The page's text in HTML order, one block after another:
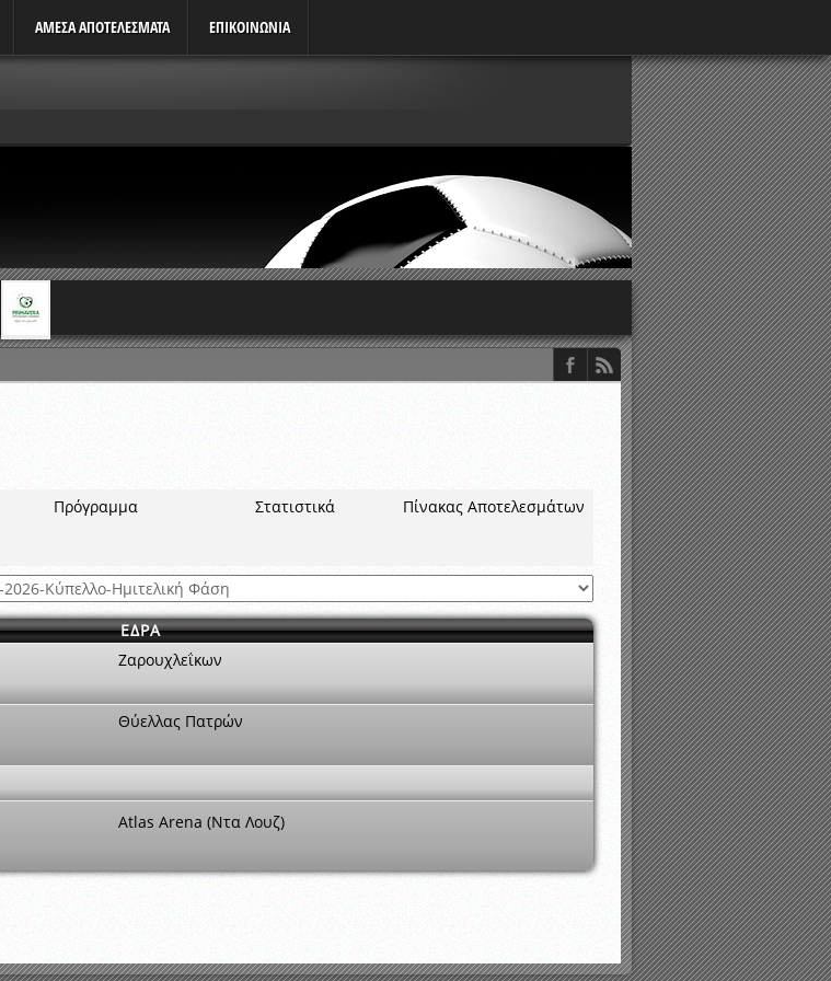
ΑΜΕΣΑ ΑΠΟΤΕΛΕΣΜΑΤΑ ΕΠΙΚΟΙΝΩΝΙΑ
και αγωνιστικών δοκιμασιών διαιτητών και παρατηρητών ΕΠΣΑ
Διαιτητών και Παρατηρητών ΕΠΣΑ αγωνιστικής περιόδου 2015-2016
Πρόγραμμα Στατιστικά Πίνακας Αποτελεσμάτων
ΕΔΡΑ
Ζαρουχλεΐκων
Θύελλας Πατρών
Atlas Arena (Ντα Λουζ)